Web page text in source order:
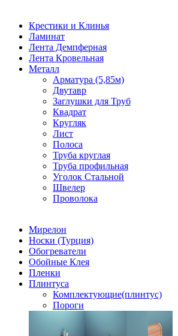
Крестики и Клинья
Ламинат
Лента Демпферная
Лента Кровельная
Металл
Арматура (5,85м)
Двутавр
Заглушки для Труб
Квадрат
Кругляк
Лист
Полоса
Труба круглая
Труба профильная
Уголок Стальной
Швелер
Проволока
Мирелон
Носки (Турция)
Обогреватели
Обойные Клея
Пленки
Плинтуса
Комплектующие(плинтус)
Пороги